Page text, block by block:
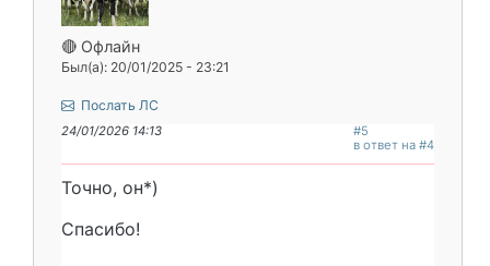
🔴 Офлайн
Был(а): 20/01/2025 - 23:21
Послать ЛС
24/01/2026 14:13
#5
в ответ на #4
Точно, он*)
Спасибо!